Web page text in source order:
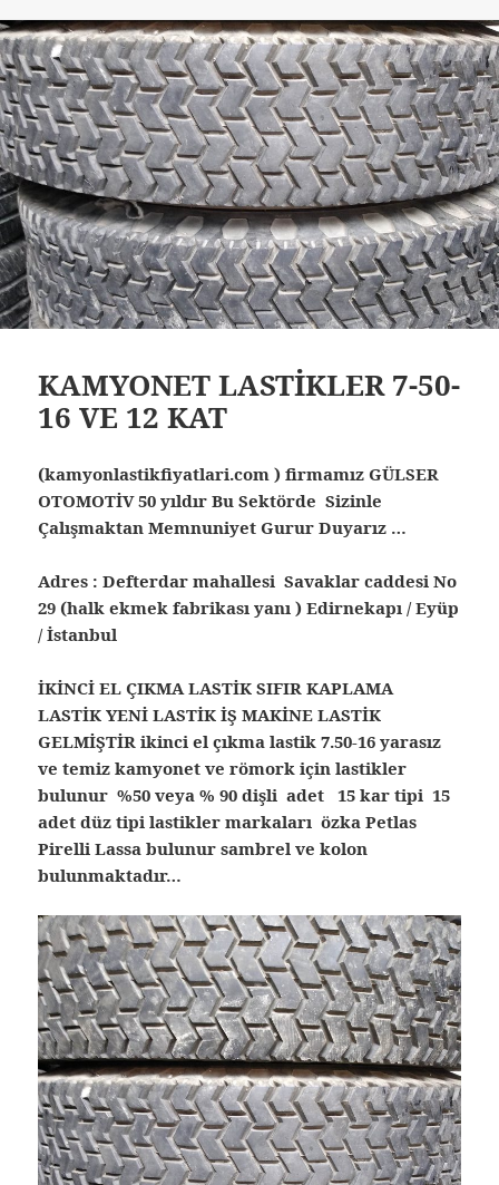
KAMYONET LASTİKLER 7-50-
16 VE 12 KAT
(kamyonlastikfiyatlari.com ) firmamız GÜLSER
OTOMOTİV 50 yıldır Bu Sektörde Sizinle
Çalışmaktan Memnuniyet Gurur Duyarız …
Adres : Defterdar mahallesi Savaklar caddesi No
29 (halk ekmek fabrikası yanı ) Edirnekapı / Eyüp
/ İstanbul
İKİNCİ EL ÇIKMA LASTİK SIFIR KAPLAMA
LASTİK YENİ LASTİK İŞ MAKİNE LASTİK
GELMİŞTİR ikinci el çıkma lastik7.50-16 yarasız
ve temiz kamyonet ve römork için lastikler
bulunur %50 veya % 90 dişli adet 15 kar tipi 15
adet düz tipi lastikler markaları özka Petlas
Pirelli Lassa bulunur sambrel ve kolon
bulunmaktadır…